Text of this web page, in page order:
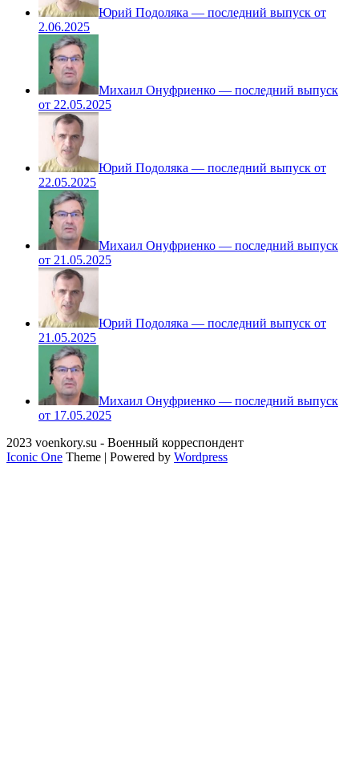
Юрий Подоляка — последний выпуск от
2.06.2025
Михаил Онуфриенко — последний выпуск
от 22.05.2025
Юрий Подоляка — последний выпуск от
22.05.2025
Михаил Онуфриенко — последний выпуск
от 21.05.2025
Юрий Подоляка — последний выпуск от
21.05.2025
Михаил Онуфриенко — последний выпуск
от 17.05.2025
2023 voenkory.su - Военный корреспондент
Iconic One Theme | Powered by Wordpress